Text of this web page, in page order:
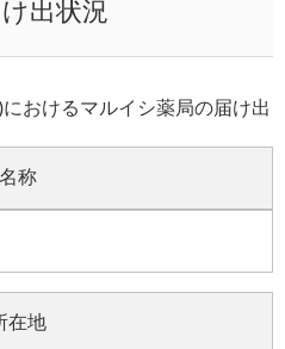
出状況
おけるマルイシ薬局の届け出
名称
在地